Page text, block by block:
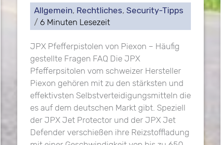
Allgemein, Rechtliches,Security-Tipps
/ 6 Minuten Lesezeit
JPX Pfefferpistolen von Piexon – Häufig
gestellte Fragen FAQ Die JPX
Pfefferpsitolen vom schweizer Hersteller
Piexon gehören mit zu den stärksten und
effektivsten Selbstverteidigungsmitteln die
es auf dem deutschen Markt gibt. Speziell
der JPX Jet Protector und der JPX Jet
Defender verschießen ihre Reizstoffladung